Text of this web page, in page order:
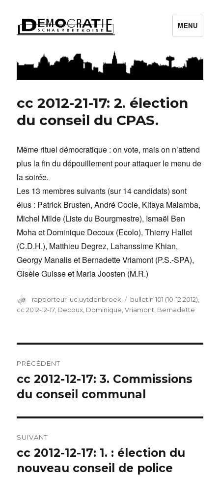
Démocratie Schaerbeekoise
MENU
cc 2012-21-17: 2. élection
du conseil du CPAS.
Même rituel démocratique : on vote, mais on n’attend
plus la fin du dépouillement pour attaquer le menu de
la soirée.
Les 13 membres suivants (sur 14 candidats) sont
élus : Patrick Brusten, André Cocle, Kifaya Malamba,
Michel Milde (Liste du Bourgmestre), Ismaël Ben
Moha et Dominique Decoux (Ecolo), Thierry Hallet
(C.D.H.), Matthieu Degrez, Lahanssime Khian,
Georgy Manalis et Bernadette Vriamont (P.S.-SPA),
Gisèle Guisse et Maria Joosten (M.R.)
Auteur
rapporteur luc uytdenbroek Catégories
bulletin 101 (10-12 2012)
cc 2012-12-17, Decoux, Dominique ,Vriamont, Bernadette
de
l’article
PRÉCÉDENT
Article
précédent :
cc 2012-12-17: 3. Commissions
du conseil communal
SUIVANT
Article
suivant :
cc 2012-12-17: 1. : élection du
nouveau conseil de police